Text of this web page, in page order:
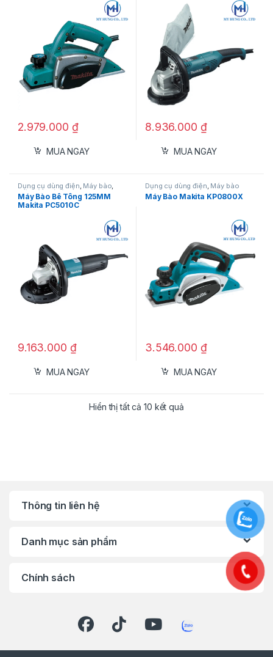
2.979.000 ₫
MUA NGAY
8.936.000 ₫
MUA NGAY
Dụng cụ dùng điện Máy bào
Máy bào bê tông
Máy Bào Bê Tông 125MM
Makita PC5010C
9.163.000 ₫
MUA NGAY
Dụng cụ dùng điện Máy bào
Máy Bào Makita KP0800X
3.546.000 ₫
MUA NGAY
Hiển thị tất cả 10 kết quả
Thông tin liên hệ
Danh mục sản phẩm
Chính sách